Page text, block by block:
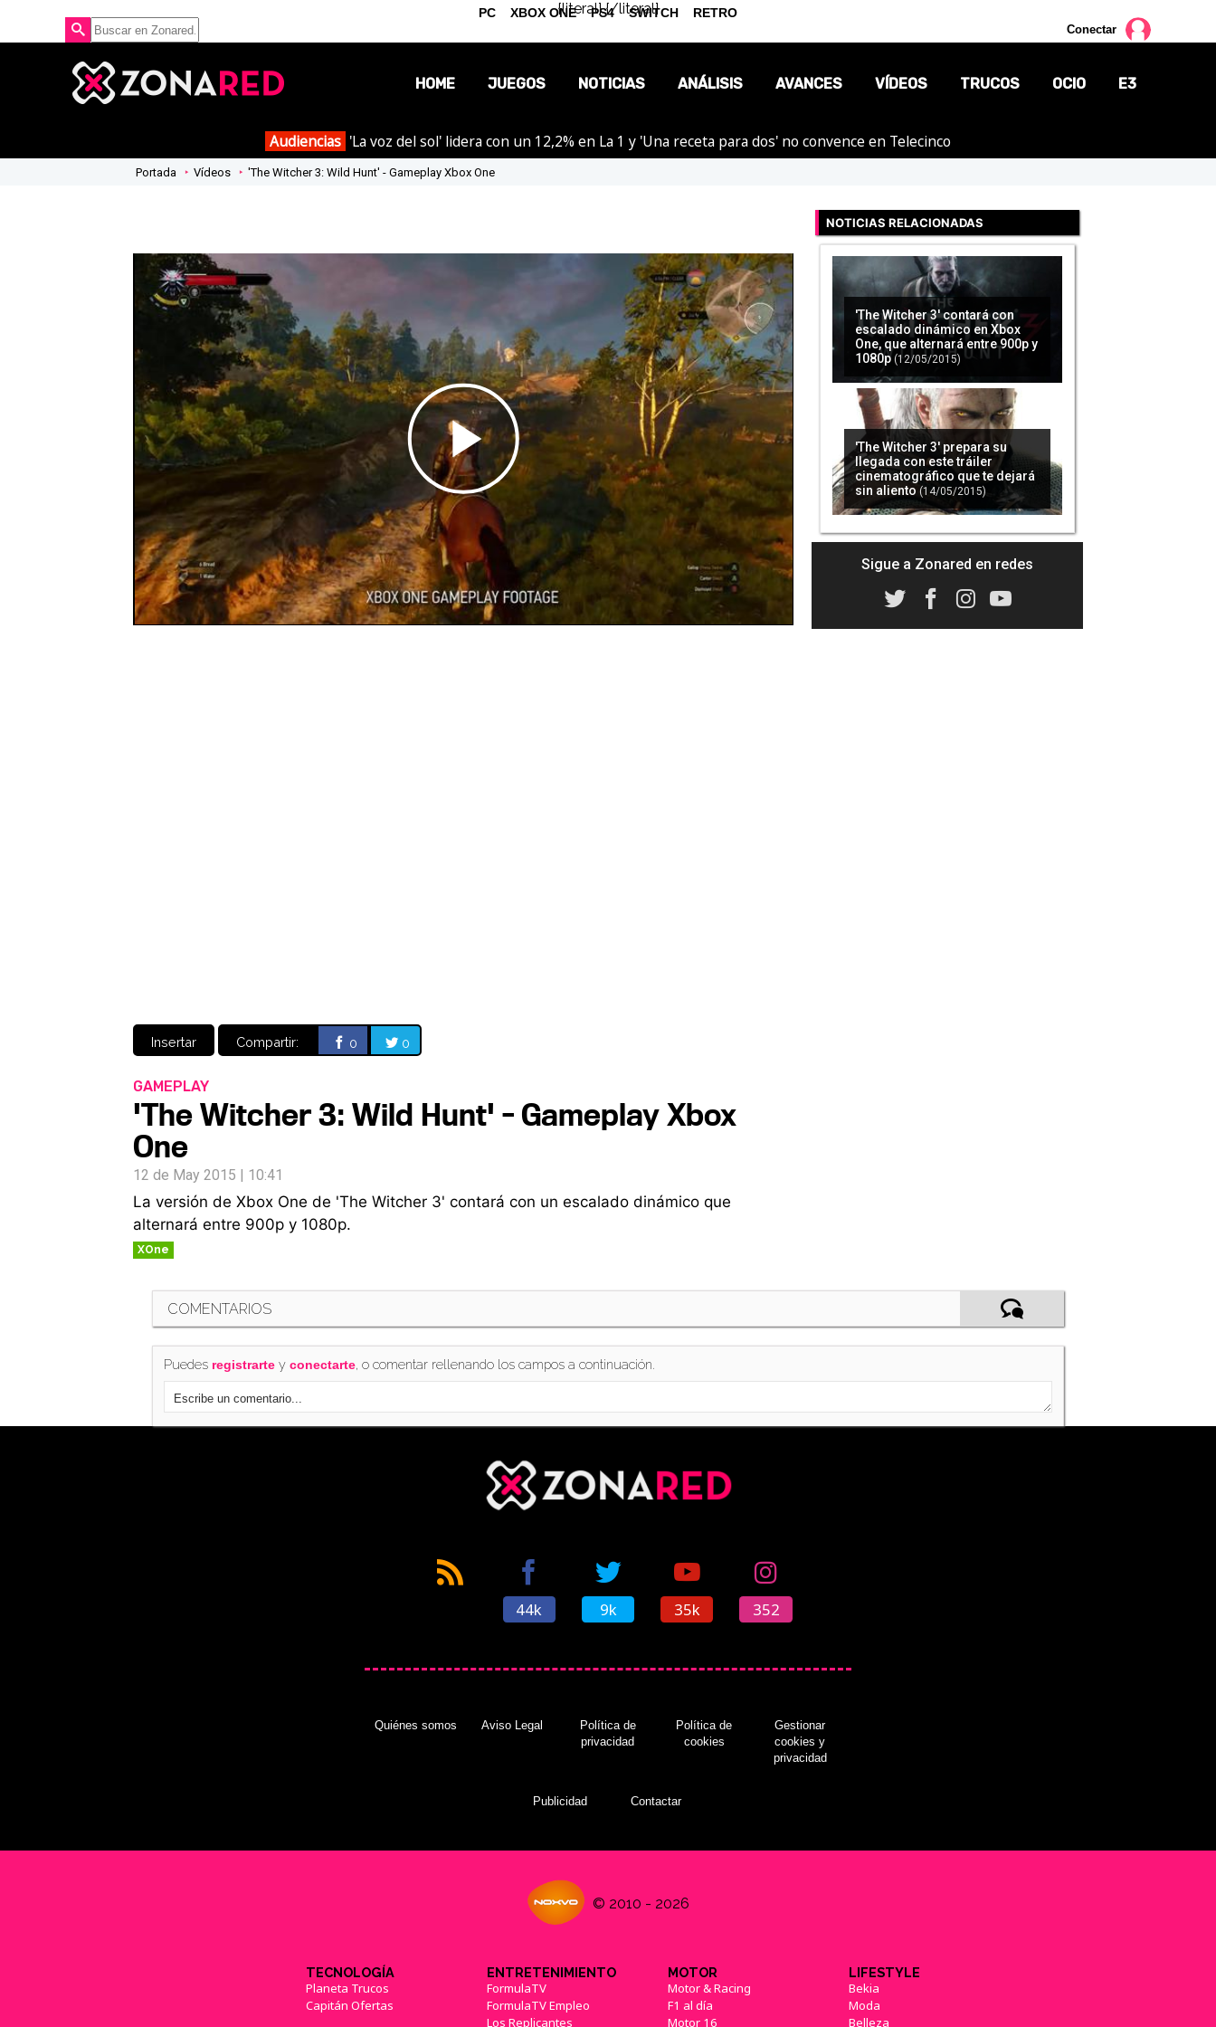
{literal}{/literal}
Conectar
HOME JUEGOS NOTICIAS
OPINIÓN
ANÁLISIS AVANCES VÍDEOS TRUCOS OCIO E3
Audiencias 'La voz del sol' lidera con un 12,2% en La 1 y 'Una receta para dos' no convence en Telecinco
Portada Vídeos 'The Witcher 3: Wild Hunt' - Gameplay Xbox One
Play
Video
Insertar Compartir: 0 0
GAMEPLAY
'The Witcher 3: Wild Hunt' - Gameplay Xbox
One
12 de May 2015 | 10:41
La versión de Xbox One de 'The Witcher 3' contará con un escalado dinámico que
alternará entre 900p y 1080p.
XOne
NOTICIAS RELACIONADAS
'The Witcher 3' contará con
escalado dinámico en Xbox
One, que alternará entre 900p y
1080p (12/05/2015)
'The Witcher 3' prepara su
llegada con este tráiler
cinematográfico que te dejará
sin aliento (14/05/2015)
Sigue a Zonared en redes
COMENTARIOS
Puedes registrartey conectarte, o comentar rellenando los campos a continuación.
PC XBOX ONE PS4 SWITCH RETRO
44k 9k 35k 352
Quiénes somos Aviso Legal
Política de
privacidad
Política de
cookies
Gestionar
cookies y
privacidad
Publicidad Contactar
© 2010 - 2026
TECNOLOGÍA
Planeta Trucos
Capitán Ofertas
ENTRETENIMIENTO
FormulaTV
FormulaTV Empleo
Los Replicantes
MOTOR
Motor & Racing
F1 al día
Motor 16
LIFESTYLE
Bekia
Moda
Belleza